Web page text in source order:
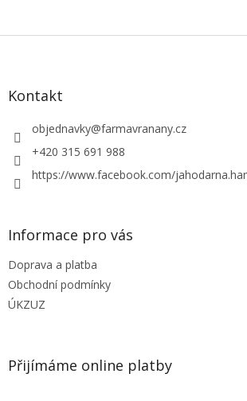
Z
Kontakt
objednavky@farmavranany.cz
+420 315 691 988
https://www.facebook.com/
Informace pro vás
Doprava a platba
Obchodní podmínky
ÚKZUZ
Přijímáme online platby